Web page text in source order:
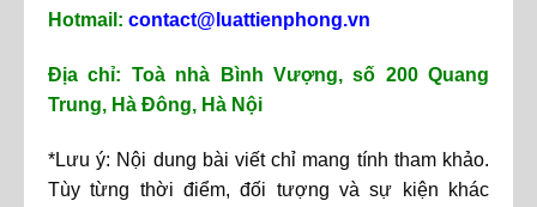
Hotmail: contact@luattienphong.vn
Địa chỉ: Toà nhà Bình Vượng, số 200 Quang
Trung, Hà Đông, Hà Nội
*Lưu ý: Nội dung bài viết chỉ mang tính tham khảo.
Tùy từng thời điểm, đối tượng và sự kiện khác